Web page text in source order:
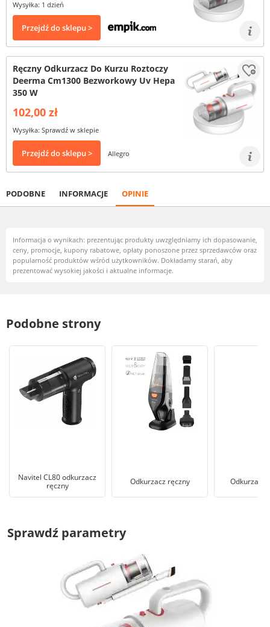
Wysyłka: 1 dzień
Przejdź do sklepu >
Ręczny Odkurzacz Do Kurzu Roztoczy
Deerma Cm1300 Bezworkowy Uv Hepa
350 W
102,00 zł
Wysyłka: Sprawdź w sklepie
Przejdź do sklepu > Allegro
PODOBNE INFORMACJE OPINIE
Informacja o wynikach: prezentując produkty uwzględniamy ich dopasowanie,
ceny, promocje, kupony rabatowe, opłaty ponoszone przez sprzedawców oraz
popularność produktów wśród użytkowników. Dokładamy starań, aby
prezentować wysokiej jakości i aktualne informacje.
Podobne strony
Navitel CL80 odkurzacz
ręczny
Odkurzacz ręczny Odkurzacz
Sprawdź parametry